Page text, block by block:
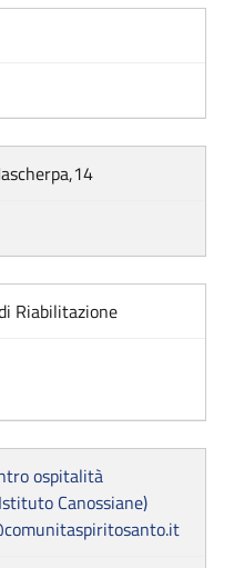
Riabilitazione
ospitalità
Canossiane)